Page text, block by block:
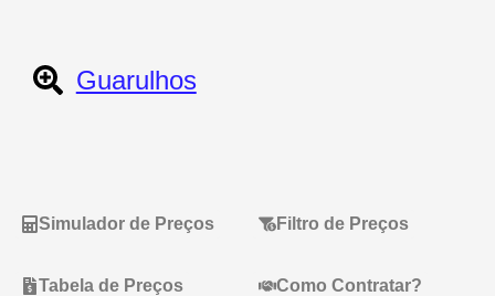
Guarulhos
Simulador de Preços Filtro de Preços
Tabela de Preços Como Contratar?